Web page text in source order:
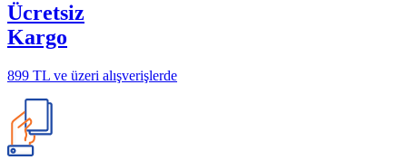
Ücretsiz
Kargo
899 TL ve üzeri alışverişlerde